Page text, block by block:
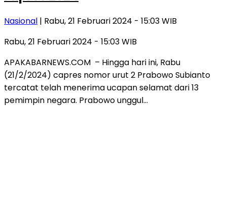
Nasional | Rabu, 21 Februari 2024 - 15:03 WIB
Rabu, 21 Februari 2024 - 15:03 WIB
APAKABARNEWS.COM – Hingga hari ini, Rabu
(21/2/2024) capres nomor urut 2 Prabowo Subianto
tercatat telah menerima ucapan selamat dari 13
pemimpin negara. Prabowo unggul…